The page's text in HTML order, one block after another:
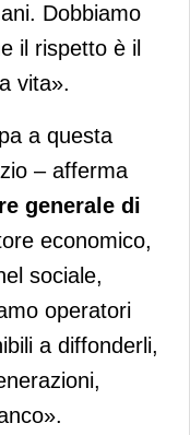
Dobbiamo
il rispetto è il
vita».
a questa
– afferma
generale di
economico,
sociale,
operatori
a diffonderli,